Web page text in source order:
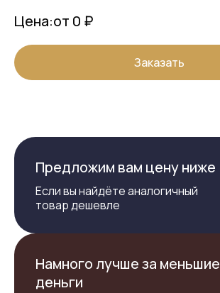
Цена:от 0 ₽
Заказать
Предложим вам цену ниже
Если вы найдёте аналогичный
товар дешевле
Намного лучше за меньшие
деньги